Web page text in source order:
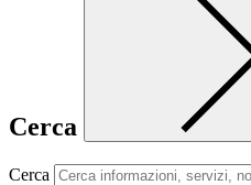
Cerca
Cerca